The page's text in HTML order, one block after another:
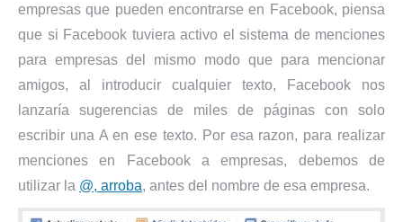
empresas que pueden encontrarse en Facebook, piensa
que si Facebook tuviera activo el sistema de menciones
para empresas del mismo modo que para mencionar
amigos, al introducir cualquier texto, Facebook nos
lanzaría sugerencias de miles de páginas con solo
escribir una A en ese texto. Por esa razon, para realizar
menciones en Facebook a empresas, debemos de
utilizar la @, arroba, antes del nombre de esa empresa.